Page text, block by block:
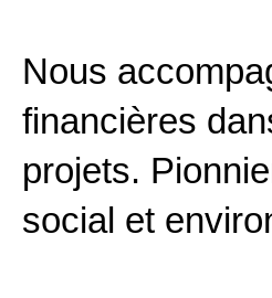
Nous
financières
projets.
social et